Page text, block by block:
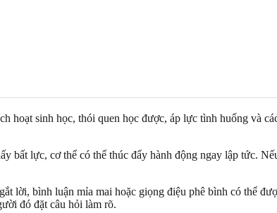
hoạt sinh học, thói quen học được, áp lực tình huống và
bất lực, cơ thể có thể thúc đẩy hành động ngay lập tức.
lời, bình luận mỉa mai hoặc giọng điệu phê bình có thể
đó đặt câu hỏi làm rõ.